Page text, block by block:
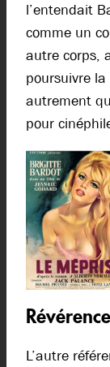
l’entendait
comme un
autre corps,
poursuivre
autrement
pour
L’autre